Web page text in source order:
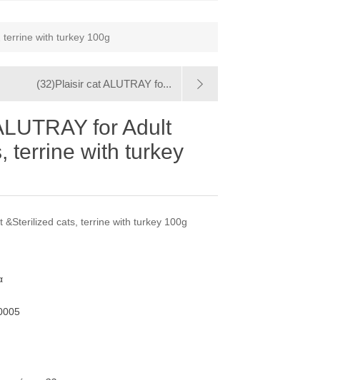
terrine with turkey 100g
(32)Plaisir cat ALUTRAY fo...
for Adult
terrine with turkey
&Sterilized cats, terrine with turkey 100g